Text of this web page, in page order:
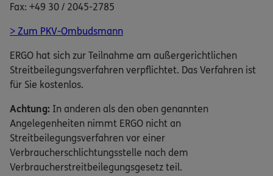
Fax: +49 30 / 2045-2785
> Zum PKV-Ombudsmann
ERGO hat sich zur Teilnahme am außergerichtlichen
Streitbeilegungsverfahren verpflichtet. Das Verfahren ist
für Sie kostenlos.
Achtung: In anderen als den oben genannten
Angelegenheiten nimmt ERGO nicht an
Streitbeilegungsverfahren vor einer
Verbraucherschlichtungsstelle nach dem
Verbraucherstreitbeilegungsgesetz teil.